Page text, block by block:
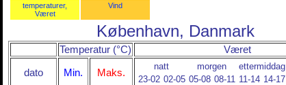
temperaturer,
Været
Vind
København, Danmark
Temperatur (°C) Været
dato Min. Maks.
natt morgen ettermiddag
23-02 02-05 05-08 08-11 11-14 14-17